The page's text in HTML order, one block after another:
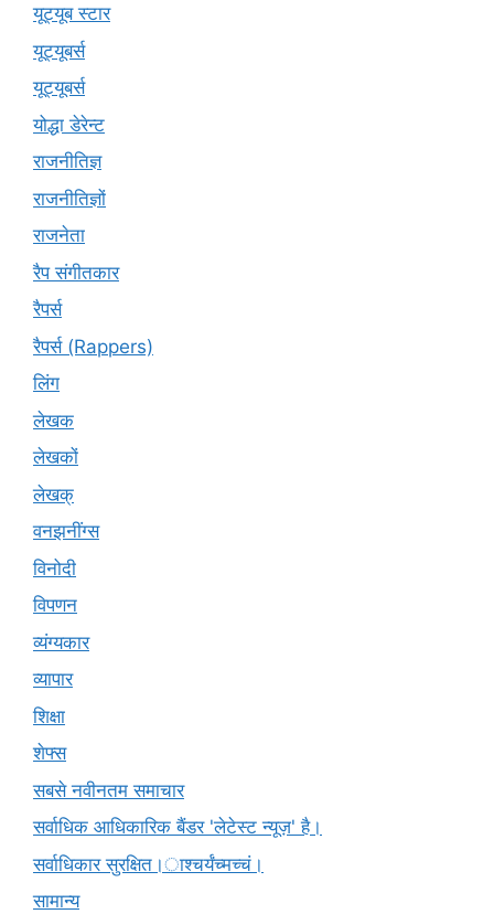
यूट्यूब स्टार
यूट्‍यूबर्स
यूट्यूबर्स
योद्धा डेरेन्ट
राजनीतिज्ञ
राजनीतिज्ञों
राजनेता
रैप संगीतकार
रैपर्स
रैपर्स (Rappers)
लिंग
लेखक
लेखकों
लेखक्
वनझनींग्स
विनोदी
विपणन
व्यंग्यकार
व्यापार
शिक्षा
शेफ्स
सबसे नवीनतम समाचार
सर्वाधिक आधिकारिक बैंडर 'लेटेस्ट न्यूज़' है।
सर्वाधिकार सुरक्षित।ाश्चर्यंच्मच्चं।
सामान्य